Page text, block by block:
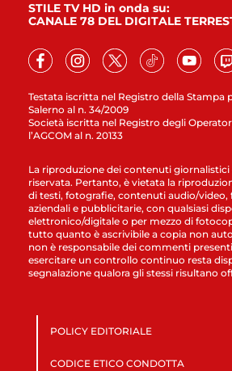
Testata iscritta nel Registro della Stampa
Salerno al n. 34/2009
Società iscritta nel Registro degli
l’AGCOM al n. 20133
STILE TV HD in onda su:
CANALE 78 DEL DIGITALE
La riproduzione dei contenuti giornalistici
riservata. Pertanto, è vietata la
di testi, fotografie, contenuti audio/
aziendali e pubblicitarie, con qualsiasi
elettronico/digitale o per mezzo di
tutto quanto è ascrivibile a copia non
non è responsabile dei commenti
esercitare un controllo continuo resta
segnalazione qualora gli stessi risultano
POLICY EDITORIALE
CODICE ETICO CONDOTTA